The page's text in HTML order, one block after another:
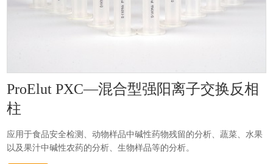
ProElut PXC—混合型强阳离子交换反相
柱
应用于食品安全检测、动物样品中碱性药物残留的分析、蔬菜、水果
以及果汁中碱性农药的分析、生物样品等的分析。